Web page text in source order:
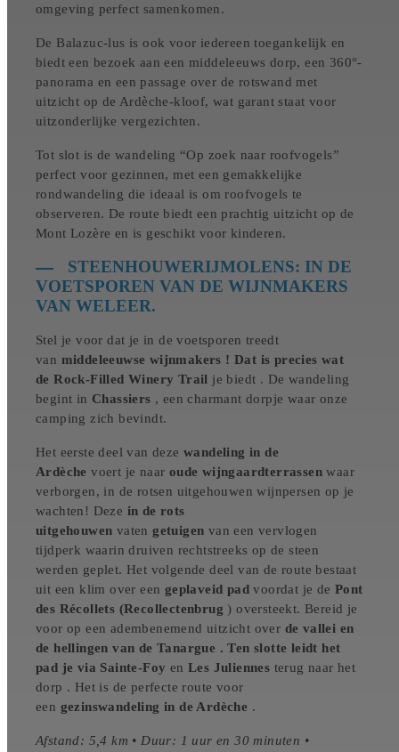
omgeving perfect samenkomen.
De Balazuc-lus is ook voor iedereen toegankelijk en
biedt een bezoek aan een middeleeuws dorp, een 360°-
panorama en een passage over de rotswand met
uitzicht op de Ardèche-kloof, wat garant staat voor
uitzonderlijke vergezichten.
Tot slot is de wandeling “Op zoek naar roofvogels”
perfect voor gezinnen, met een gemakkelijke
rondwandeling die ideaal is om roofvogels te
observeren. De route biedt een prachtig uitzicht op de
Mont Lozère en is geschikt voor kinderen.
STEENHOUWERIJMOLENS: IN DE
VOETSPOREN VAN DE WIJNMAKERS
VAN WELEER.
Stel je voor dat je in de voetsporen treedt
van middeleeuwse wijnmakers ! Dat is precies wat
deRock-Filled Winery Trail je biedt . De wandeling
begint in Chassiers , een charmant dorpje waar onze
camping zich bevindt.
Het eerste deel van deze wandeling in de
Ardèche voert je naar oude wijngaardterrassen waar
verborgen, in de rotsen uitgehouwen wijnpersen op je
wachten! Deze in de rots
uitgehouwen vatengetuigen van een vervlogen
tijdperk waarin druiven rechtstreeks op de steen
werden geplet. Het volgende deel van de route bestaat
uit een klim over een geplaveid pad voordat je dePont
des Récollets (Recollectenbrug ) oversteekt. Bereid je
voor op een adembenemend uitzicht over de vallei en
de hellingen van de Tanargue . Ten slotte leidt het
pad je via Sainte-Foy enLes Juliennes terug naar het
dorp . Het is de perfecte route voor
een gezinswandeling in de Ardèche .
Afstand: 5,4 km • Duur: 1 uur en 30 minuten •